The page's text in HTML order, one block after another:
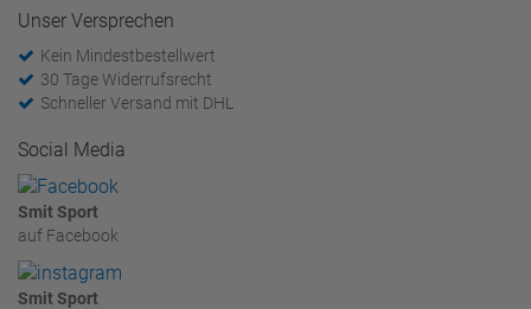
Unser Versprechen
Kein Mindestbestellwert
30 Tage Widerrufsrecht
Schneller Versand mit DHL
Social Media
Smit Sport
auf Facebook
Smit Sport